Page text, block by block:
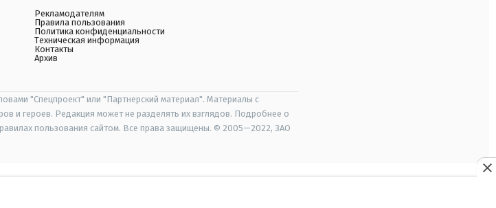
Рекламодателям
Правила пользования
Политика конфиденциальности
Техническая информация
Контакты
Архив
"Спецпроект" или "Партнерский материал". Материалы с
и героев. Редакция может не разделять их взглядов. Подробнее о
пользования сайтом. Все права защищены. © 2005—2022, ЗАО